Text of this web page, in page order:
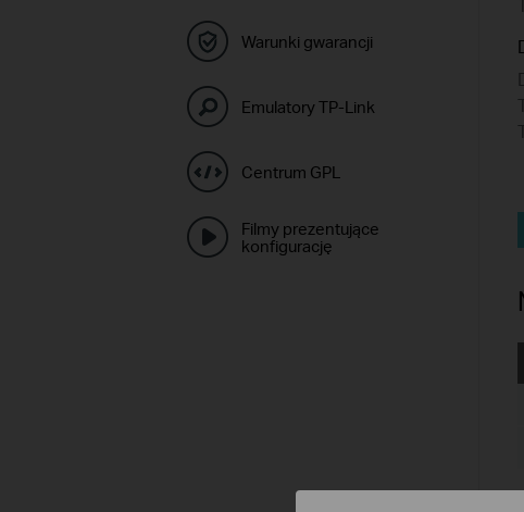
Warunki gwarancji
Emulatory TP-Link
Centrum GPL
Filmy prezentujące
konfigurację